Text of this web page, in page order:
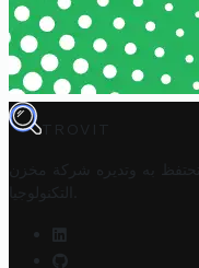
TROVIT
به وتديره
شركة مخزن
التكنولوجيا